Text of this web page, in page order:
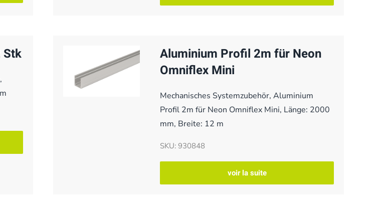
Stk
Aluminium Profil 2m für Neon
Omniflex Mini
Mechanisches Systemzubehör, Aluminium
Profil 2m für Neon Omniflex Mini, Länge: 2000
mm, Breite: 12 m
SKU: 930848
voir la suite